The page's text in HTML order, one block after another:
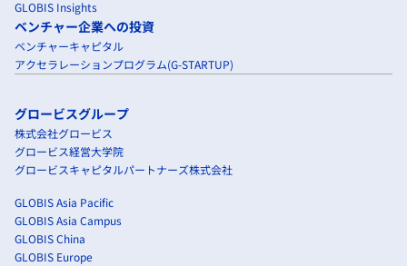
GLOBIS Insights
ベンチャー企業への投資
ベンチャーキャピタル
アクセラレーションプログラム(G-STARTUP)
グロービスグループ
株式会社グロービス
グロービス経営大学院
グロービスキャピタルパートナーズ株式会社
GLOBIS Asia Pacific
GLOBIS Asia Campus
GLOBIS China
GLOBIS Europe